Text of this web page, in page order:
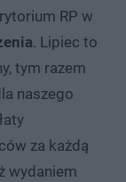
RP w
. Lipiec to
tym razem
naszego
za każdą
wydaniem